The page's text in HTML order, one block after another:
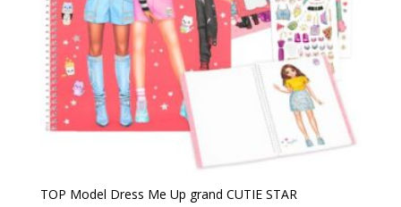
TOP Model Dress Me Up grand CUTIE STAR